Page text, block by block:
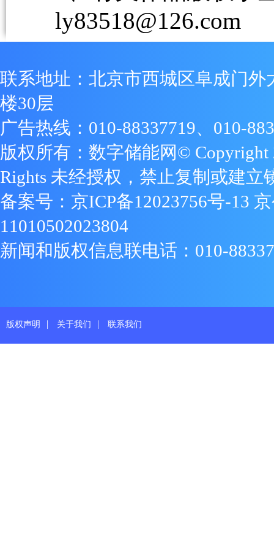
ly83518@126.com
联系地址：北京市西城区阜成门外
楼30层
广告热线：010-88337719、010-
版权所有：数字储能网© Copyright
Rights 未经授权，禁止复制或建立
备案号： 京ICP备12023756号-13
11010502023804
新闻和版权信息联电话：010-
版权声明 | 关于我们 | 联系我们